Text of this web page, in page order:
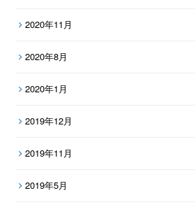
2020年11月
2020年8月
2020年1月
2019年12月
2019年11月
2019年5月